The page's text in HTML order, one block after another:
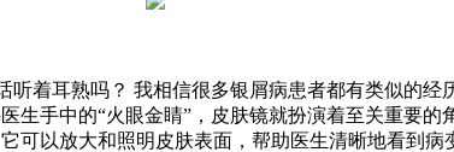
着耳熟吗？ 我相信很多银屑病患者都有类似的经
手中的“火眼金睛”，皮肤镜就扮演着至关重要
可以放大和照明皮肤表面，帮助医生清晰地看到